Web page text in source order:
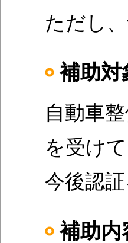
ただし
補助対
自動車
を受け
今後認
補助内